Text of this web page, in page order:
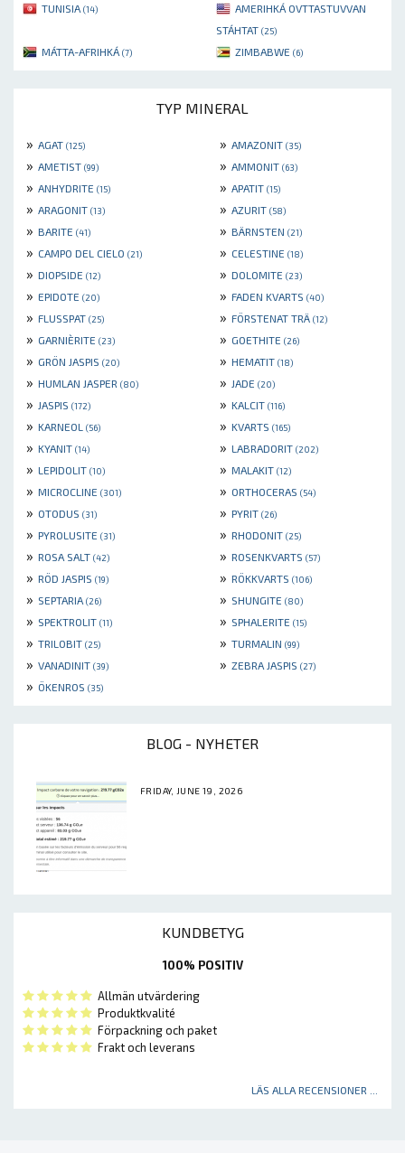
TUNISIA (14)
AMERIHKÁ OVTTASTUVVAN
STÁHTAT (25)
MÁTTA-AFRIHKÁ (7) ZIMBABWE (6)
TYP MINERAL
» AGAT (125) » AMAZONIT (35)
» AMETIST (99) » AMMONIT (63)
» ANHYDRITE (15) » APATIT (15)
» ARAGONIT (13) » AZURIT (58)
» BARITE (41) » BÄRNSTEN (21)
» CAMPO DEL CIELO (21) » CELESTINE (18)
» DIOPSIDE (12) » DOLOMITE (23)
» EPIDOTE (20) » FADEN KVARTS (40)
» FLUSSPAT (25) » FÖRSTENAT TRÄ (12)
» GARNIÈRITE (23) » GOETHITE (26)
» GRÖN JASPIS (20) » HEMATIT (18)
» HUMLAN JASPER (80) » JADE (20)
» JASPIS (172) » KALCIT (116)
» KARNEOL (56) » KVARTS (165)
» KYANIT (14) » LABRADORIT (202)
» LEPIDOLIT (10) » MALAKIT (12)
» MICROCLINE (301) » ORTHOCERAS (54)
» OTODUS (31) » PYRIT (26)
» PYROLUSITE (31) » RHODONIT (25)
» ROSA SALT (42) » ROSENKVARTS (57)
» RÖD JASPIS (19) » RÖKKVARTS (106)
» SEPTARIA (26) » SHUNGITE (80)
» SPEKTROLIT (11) » SPHALERITE (15)
» TRILOBIT (25) » TURMALIN (99)
» VANADINIT (39) » ZEBRA JASPIS (27)
» ÖKENROS (35)
BLOG - NYHETER
FRIDAY, JUNE 19, 2026
KUNDBETYG
100% POSITIV
Allmän utvärdering
Produktkvalité
Förpackning och paket
Frakt och leverans
LÄS ALLA RECENSIONER ...